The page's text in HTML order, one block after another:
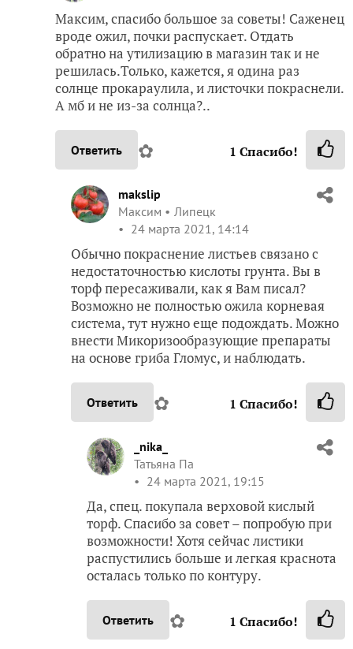
Максим, спасибо большое за советы! Саженец
вроде ожил, почки распускает. Отдать
обратно на утилизацию в магазин так и не
решилась.Только, кажется, я одина раз
солнце прокараулила, и листочки покраснели.
А мб и не из-за солнца?..
Ответить ✿ 1 Спасибо!
makslip
Максим
Липецк
24 марта 2021, 14:14
Обычно покраснение листьев связано с
недостаточностью кислоты грунта. Вы в
торф пересаживали, как я Вам писал?
Возможно не полностью ожила корневая
система, тут нужно еще подождать. Можно
внести Микоризообразующие препараты
на основе гриба Гломус, и наблюдать.
Ответить ✿ 1 Спасибо!
_nika_
Татьяна Па
24 марта 2021, 19:15
Да, спец. покупала верховой кислый
торф. Спасибо за совет – попробую при
возможности! Хотя сейчас листики
распустились больше и легкая краснота
осталась только по контуру.
Ответить ✿ 1 Спасибо!